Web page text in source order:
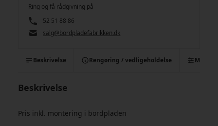
Ring og få rådgivning på
52 51 88 86
salg@bordpladefabrikken.dk
Beskrivelse Rengøring / vedligeholdelse
Beskrivelse
Pris inkl. montering i bordpladen